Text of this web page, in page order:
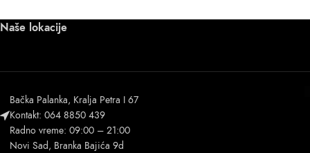
Naše lokacije
Bačka Palanka, Kralja Petra I 67
Kontakt: 064 8850 439
Radno vreme: 09:00 – 21:00
Novi Sad, Branka Bajića 9d